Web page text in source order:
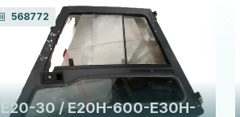
568772
E20-30 / E20H-600-E30H-